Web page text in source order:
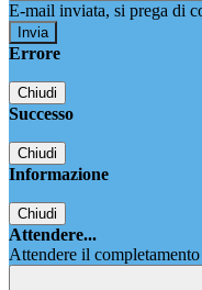
E-mail inviata, si prega di
Errore
Chiudi
Successo
Chiudi
Informazione
Chiudi
Attendere...
Attendere il